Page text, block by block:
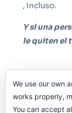
, incluso.
Y si una
le quiten el
We use our own
works properly,
You can accept